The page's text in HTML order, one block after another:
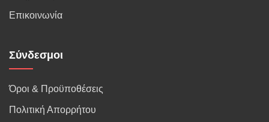
Επικοινωνία
Σύνδεσμοι
Όροι & Προϋποθέσεις
Πολιτική Απορρήτου